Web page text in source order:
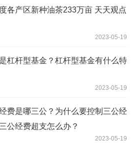
各产区新种油茶233万亩 天天观点
2023-05-19
杠杆型基金？杠杆型基金有什么特
2023-05-19
费是哪三公？为什么要控制三公经
公经费超支怎么办？
2023-05-19